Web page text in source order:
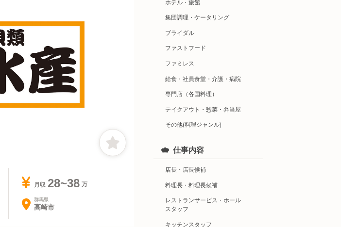
月収 28~38
群馬県
高崎市
集団調理・ケータリング
ブライダル
ファストフード
ファミレス
給食・社員食堂・介護・病院
専門店（各国料理）
テイクアウト・惣菜・弁当屋
その他(料理ジャンル)
仕事内容
店長・店長候補
料理長・料理長候補
レストランサービス・ホール
スタッフ
キッチンスタッフ